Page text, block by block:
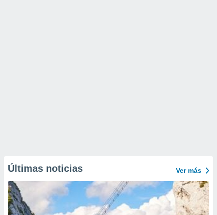
Últimas noticias Ver más